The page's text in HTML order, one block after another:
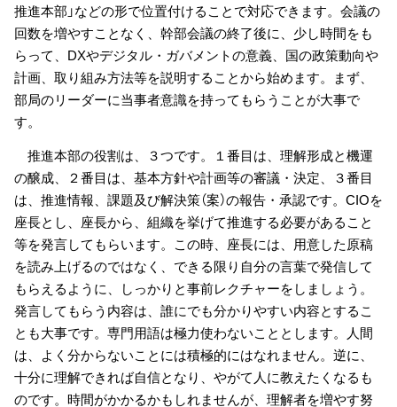
推進本部」などの形で位置付けることで対応できます。会議の
回数を増やすことなく、幹部会議の終了後に、少し時間をも
らって、DXやデジタル・ガバメントの意義、国の政策動向や
計画、取り組み方法等を説明することから始めます。まず、
部局のリーダーに当事者意識を持ってもらうことが大事で
す。
推進本部の役割は、３つです。１番目は、理解形成と機運
の醸成、２番目は、基本方針や計画等の審議・決定、３番目
は、推進情報、課題及び解決策（案）の報告・承認です。CIOを
座長とし、座長から、組織を挙げて推進する必要があること
等を発言してもらいます。この時、座長には、用意した原稿
を読み上げるのではなく、できる限り自分の言葉で発信して
もらえるように、しっかりと事前レクチャーをしましょう。
発言してもらう内容は、誰にでも分かりやすい内容とするこ
とも大事です。専門用語は極力使わないこととします。人間
は、よく分からないことには積極的にはなれません。逆に、
十分に理解できれば自信となり、やがて人に教えたくなるも
のです。時間がかかるかもしれませんが、理解者を増やす努